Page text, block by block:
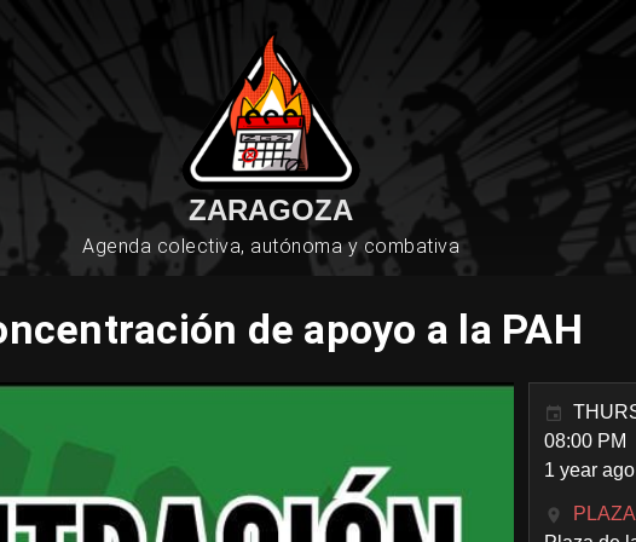
ZARAGOZA
Agenda colectiva, autónoma y combativa
de apoyo a la PAH
08:00 PM
1 year ago